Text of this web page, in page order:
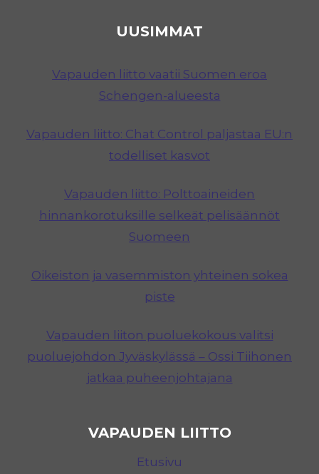
UUSIMMAT
Vapauden liitto vaatii Suomen eroa
Schengen-alueesta
Vapauden liitto: Chat Control paljastaa EU:n
todelliset kasvot
Vapauden liitto: Polttoaineiden
hinnankorotuksille selkeät pelisäännöt
Suomeen
Oikeiston ja vasemmiston yhteinen sokea
piste
Vapauden liiton puoluekokous valitsi
puoluejohdon Jyväskylässä – Ossi Tiihonen
jatkaa puheenjohtajana
VAPAUDEN LIITTO
Etusivu